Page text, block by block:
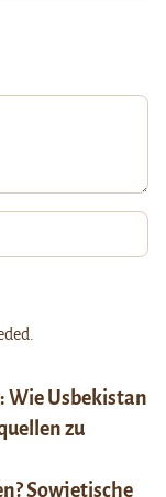
Wie Usbekistan
zu
Sowjetische